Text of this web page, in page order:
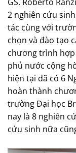
2 nghiên cứu
tác cùng với
chọn và đào tạo
chương trình
phủ nước cộng
hiện tại đã có 6
hoàn thành
trường Đại học
nay là 8 nghiên
cứu sinh nữa